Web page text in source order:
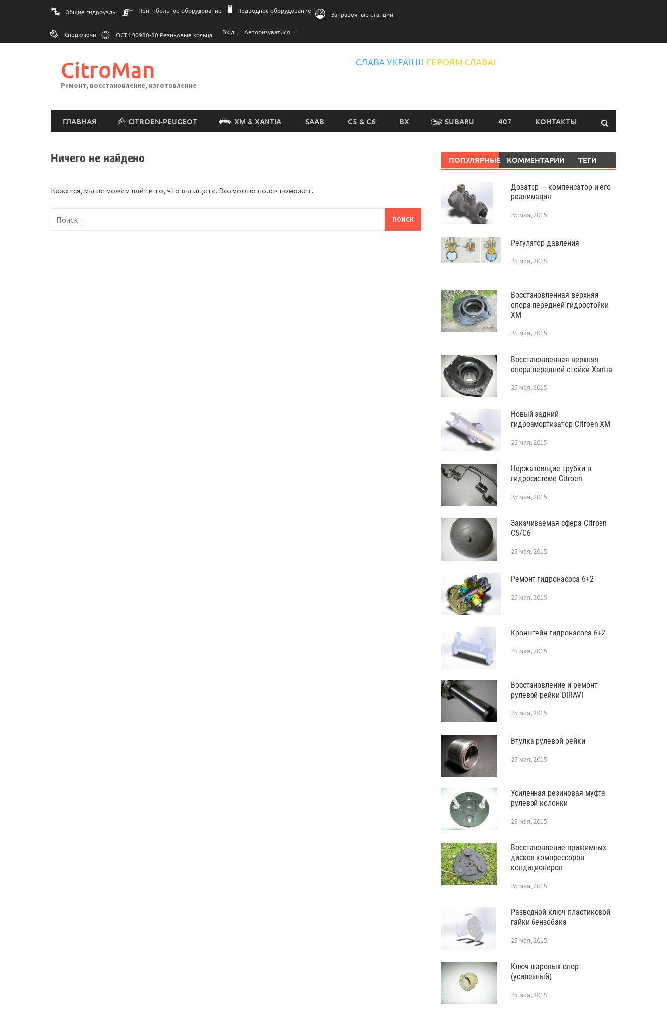
Общие гидроузлы Пейнтбольное оборудование Подводное оборудование
Заправочные станции
Спецключи ОСТ1 00980-80 Резиновые кольца Вхід Авторизуватися
CitroMan
Ремонт, восстановление, изготовление
СЛАВА УКРАЇНІ! ГЕРОЯМ СЛАВА!
ГЛАВНАЯ CITROEN-PEUGEOT XM & XANTIA SAAB C5 & C6 BX SUBARU 407 КОНТАКТЫ
Ничего не найдено
Кажется, мы не можем найти то, что вы ищете. Возможно поиск поможет.
ПОПУЛЯРНЫЕ КОММЕНТАРИИ ТЕГИ
Дозатор — компенсатор и его
реанимация
25 мая, 2015
Регулятор давления
25 мая, 2015
Восстановленная верхняя
опора передней гидростойки
XM
25 мая, 2015
Восстановленная верхняя
опора передней стойки Xantia
25 мая, 2015
Новый задний
гидроамортизатор Citroen XM
25 мая, 2015
Нержавеющие трубки в
гидросистеме Citroen
25 мая, 2015
Закачиваемая сфера Citroen
C5/C6
25 мая, 2015
Ремонт гидронасоса 6+2
25 мая, 2015
Кронштейн гидронасоса 6+2
25 мая, 2015
Восстановление и ремонт
рулевой рейки DIRAVI
25 мая, 2015
Втулка рулевой рейки
25 мая, 2015
Усиленная резиновая муфта
рулевой колонки
25 мая, 2015
Восстановление прижимных
дисков компрессоров
кондиционеров
25 мая, 2015
Разводной ключ пластиковой
гайки бензобака
25 мая, 2015
Ключ шаровых опор
(усиленный)
25 мая, 2015